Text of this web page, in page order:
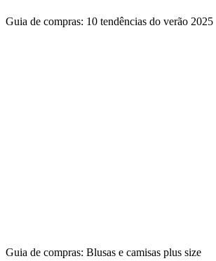
Guia de compras: 10 tendências do verão 2025
Guia de compras: Blusas e camisas plus size